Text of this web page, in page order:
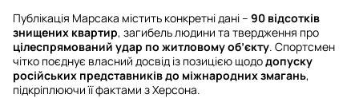
Публікація Марсака містить конкретні дані – 90 відсотків
знищених квартир, загибель людини та твердження про
цілеспрямований удар по житловому об’єкту. Спортсмен
чітко поєднує власний досвід із позицією щододопуску
російських представників до міжнародних змагань,
підкріплюючи її фактами з Херсона.